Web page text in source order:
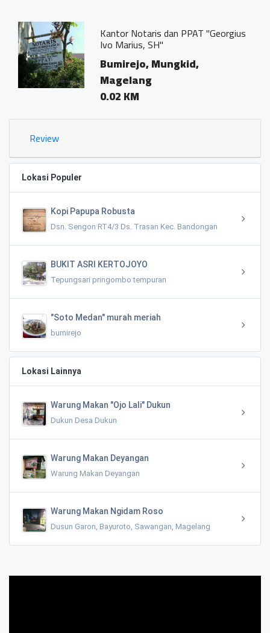
Kantor Notaris dan PPAT "Georgius
Ivo Marius, SH"
Bumirejo, Mungkid,
Magelang
0.02 KM
Review
Lokasi Populer
Kopi Papupa Robusta
Dsn. Sengon RT4/3 Ds. Trasan Kec. Bandongan
BUKIT ASRI KERTOJOYO
Tepungsari pringombo tempuran
"Soto Medan" murah meriah
bumirejo
Lokasi Lainnya
Warung Makan "Ojo Lali" Dukun
Dukun Desa Dukun
Warung Makan Deyangan
Warung Makan Deyangan
Warung Makan Ngidam Roso
Dusun Garon, Bayuroto, Sawangan, Magelang